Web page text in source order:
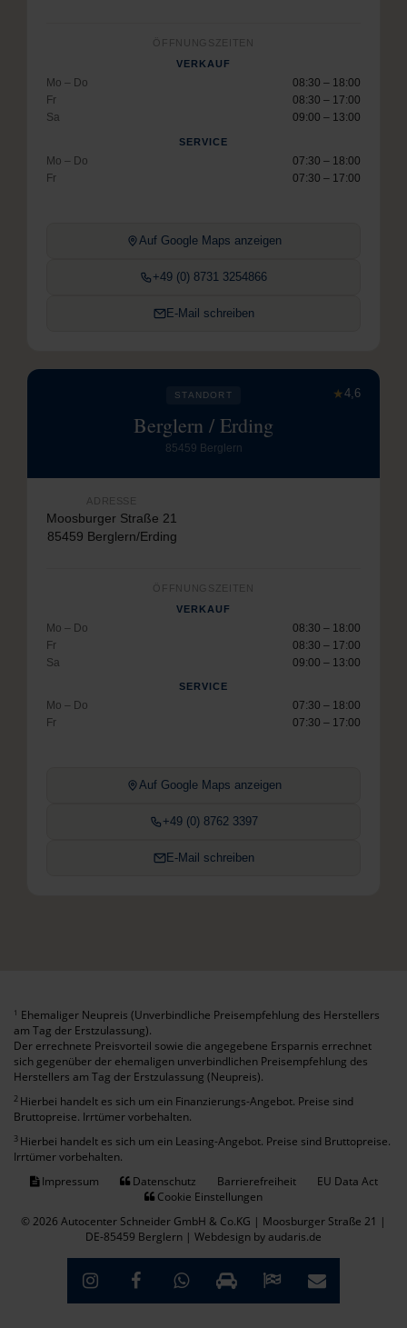
ÖFFNUNGSZEITEN
VERKAUF
Mo – Do
08:30 – 18:00
Fr
08:30 – 17:00
Sa
09:00 – 13:00
SERVICE
Mo – Do
07:30 – 18:00
Fr
07:30 – 17:00
Auf Google Maps anzeigen
+49 (0) 8731 3254866
E-Mail schreiben
★4,6
STANDORT
Berglern / Erding
85459 Berglern
ADRESSE
Moosburger Straße 21
85459 Berglern/Erding
ÖFFNUNGSZEITEN
VERKAUF
Mo – Do
08:30 – 18:00
Fr
08:30 – 17:00
Sa
09:00 – 13:00
SERVICE
Mo – Do
07:30 – 18:00
Fr
07:30 – 17:00
Auf Google Maps anzeigen
+49 (0) 8762 3397
E-Mail schreiben
1 Ehemaliger Neupreis (Unverbindliche Preisempfehlung des Herstellers
am Tag der Erstzulassung).
Der errechnete Preisvorteil sowie die angegebene Ersparnis errechnet
sich gegenüber der ehemaligen unverbindlichen Preisempfehlung des
Herstellers am Tag der Erstzulassung (Neupreis).
2 Hierbei handelt es sich um ein Finanzierungs-Angebot. Preise sind
Bruttopreise. Irrtümer vorbehalten.
3 Hierbei handelt es sich um ein Leasing-Angebot. Preise sind Bruttopreise.
Irrtümer vorbehalten.
Impressum
Datenschutz Barrierefreiheit
EU Data Act
Cookie Einstellungen
© 2026 Autocenter Schneider GmbH & Co.KG | Moosburger Straße 21 |
DE-85459 Berglern | Webdesign by audaris.de